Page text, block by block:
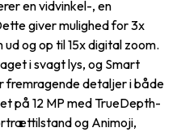
en vidvinkel-, en
giver mulighed for 3x
og op til 15x digital zoom.
i svagt lys, og Smart
fremragende detaljer i både
på 12 MP med TrueDepth-
og Animoji,